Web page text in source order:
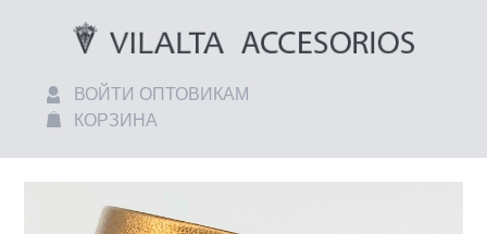
ВОЙТИ ОПТОВИКАМ
КОРЗИНА